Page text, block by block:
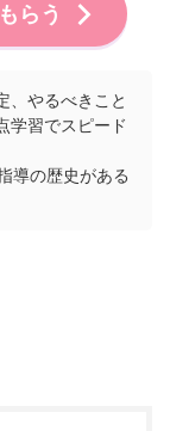
らう
、やるべきこと
学習でスピード
導の歴史がある